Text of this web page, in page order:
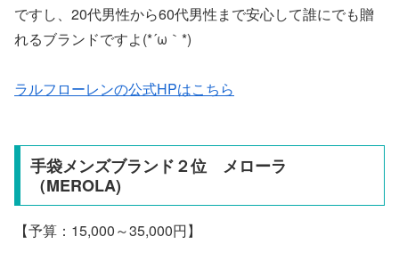
ですし、20代男性から60代男性まで安心して誰にでも贈
れるブランドですよ(*´ω｀*)
ラルフローレンの公式HPはこちら
手袋メンズブランド２位 メローラ
（MEROLA)
【予算：15,000～35,000円】